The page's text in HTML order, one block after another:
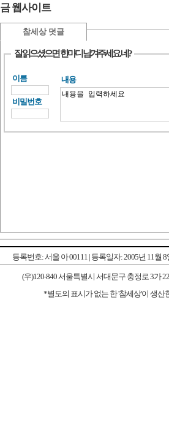
금 웹사이트
참세상 덧글
잘 읽으셨으면 한마디 남겨주세요. 네?
이름
비밀번호
내용
등록번호: 서울 아 00111 | 등록일자: 2005년 11월
(우)120-840 서울특별시 서대문구 충정로 3가
*별도의 표시가 없는 한 '참세상'이 생산